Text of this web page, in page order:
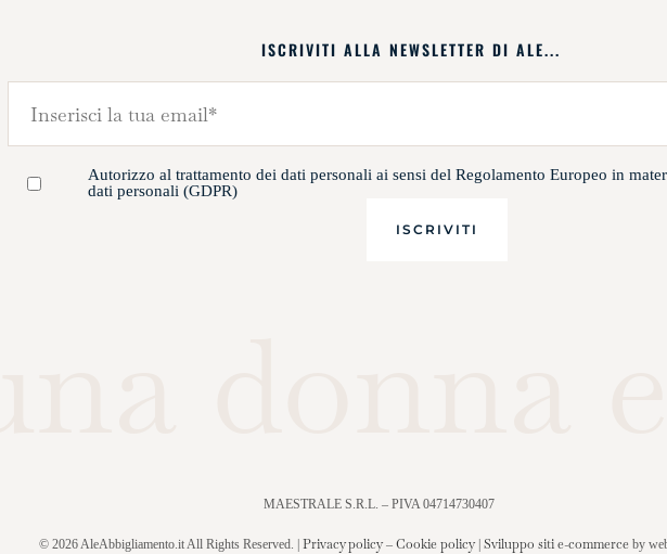
ISCRIVITI ALLA NEWSLETTER DI ALE...
Autorizzo al trattamento dei dati personali ai sensi del Regolamento Europeo in
dati personali (GDPR)
MAESTRALE S.R.L. – PIVA 04714730407
© 2026 AleAbbigliamento.it All Rights Reserved. | Privacy policy– Cookie policy| Sviluppo siti e-commerce by